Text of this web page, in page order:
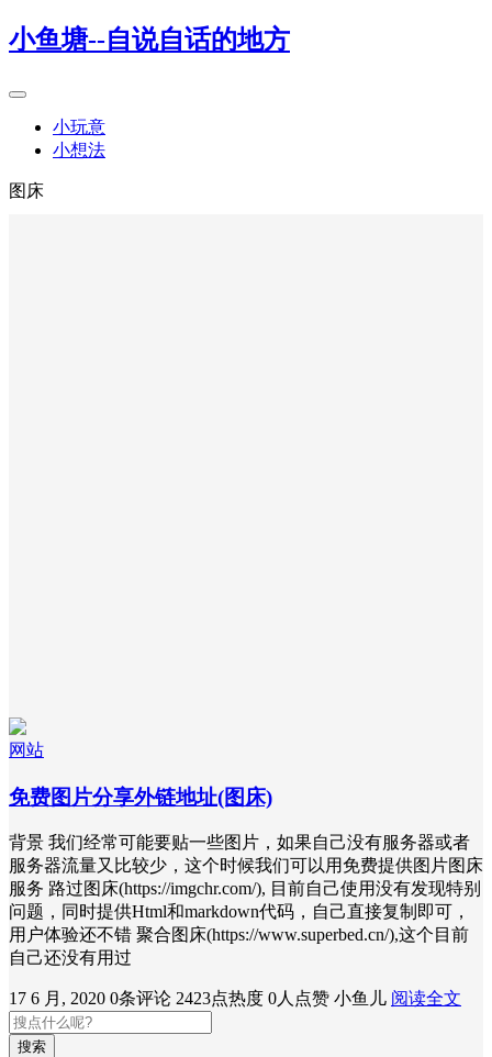
小鱼塘--自说自话的地方
小玩意
小想法
图床
网站
免费图片分享外链地址(图床)
背景 我们经常可能要贴一些图片，如果自己没有服务器或者
服务器流量又比较少，这个时候我们可以用免费提供图片图床
服务 路过图床(https://imgchr.com/), 目前自己使用没有发现特别
问题，同时提供Html和markdown代码，自己直接复制即可，
用户体验还不错 聚合图床(https://www.superbed.cn/),这个目前
自己还没有用过
17 6 月, 2020 0条评论 2423点热度 0人点赞 小鱼儿 阅读全文
搜索